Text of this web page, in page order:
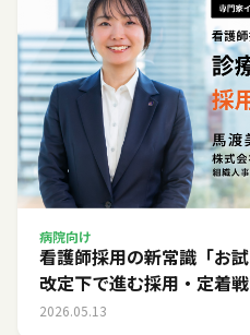
病院向け
看護師採用の新常識「お
改定下で進む採用・定着
2026.05.13